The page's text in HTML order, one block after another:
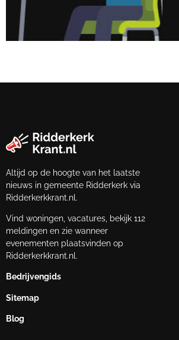
Altijd op de hoogte van het laatste
nieuws in gemeente Ridderkerk via
Ridderkerkkrant.nl.
Vind woningen, vacatures, bekijk 112
meldingen en zie wanneer
evenementen plaatsvinden op
Ridderkerkkrant.nl.
Bedrijvengids
Sitemap
Blog